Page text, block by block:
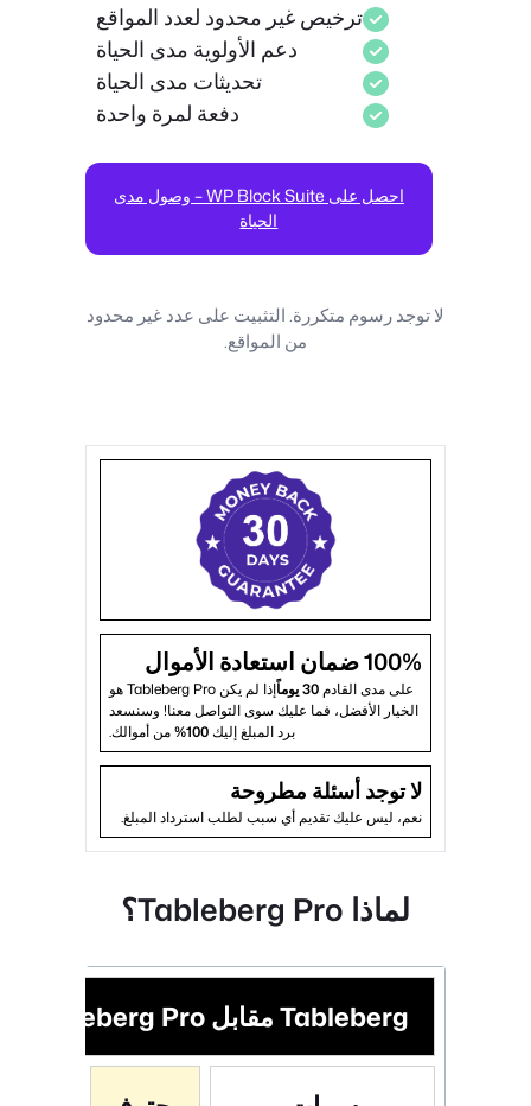
ترخيص غير محدود لعدد المواقع
دعم الأولوية مدى الحياة
تحديثات مدى الحياة
دفعة لمرة واحدة
احصل على WP Block Suite – وصول مدى
الحياة
لا توجد رسوم متكررة. التثبيت على عدد غير محدود
من المواقع.
100% ضمان استعادة الأموال
على مدى القادم 30 يوماً
إذا لم يكن Tableberg Pro هو
الخيار الأفضل، فما عليك سوى التواصل معنا! وسنسعد
برد المبلغ إليك100% من أموالك.
لا توجد أسئلة مطروحة
نعم، ليس عليك تقديم أي سبب لطلب استرداد المبلغ.
لماذا Tableberg Pro؟
Tableberg مقابل Tableberg Pro